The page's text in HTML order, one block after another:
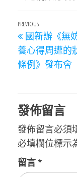
文
章
導
Previous
Post
PREVIOUS
國新辦《無
養心得周遭的
條例》發布會
發佈留言
發佈留言必須
必填欄位標示
留言*